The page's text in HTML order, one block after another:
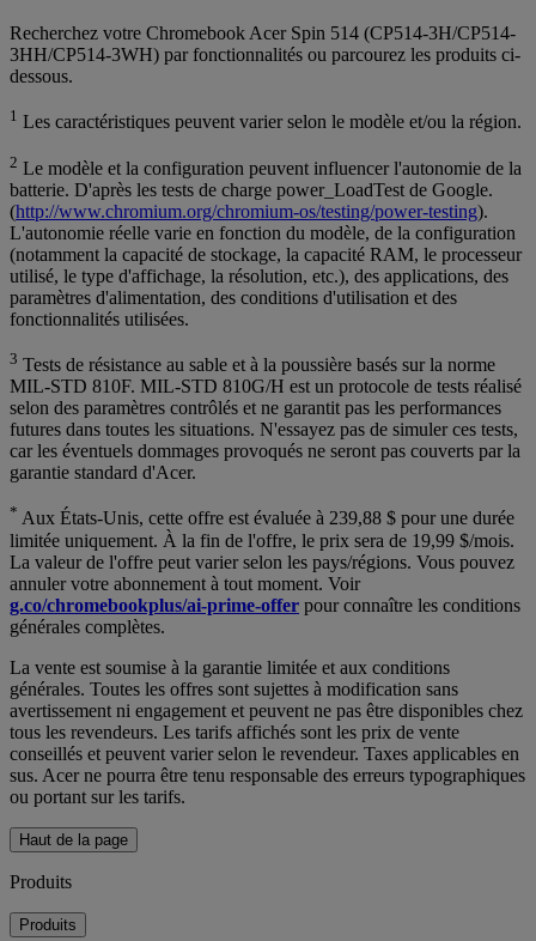
Recherchez votre Chromebook Acer Spin 514 (CP514-3H/CP514-
3HH/CP514-3WH) par fonctionnalités ou parcourez les produits ci-
dessous.
1 Les caractéristiques peuvent varier selon le modèle et/ou la région.
2 Le modèle et la configuration peuvent influencer l'autonomie de la
batterie. D'après les tests de charge power_LoadTest de Google.
(http://www.chromium.org/chromium-os/testing/power-testing).
L'autonomie réelle varie en fonction du modèle, de la configuration
(notamment la capacité de stockage, la capacité RAM, le processeur
utilisé, le type d'affichage, la résolution, etc.), des applications, des
paramètres d'alimentation, des conditions d'utilisation et des
fonctionnalités utilisées.
3 Tests de résistance au sable et à la poussière basés sur la norme
MIL-STD 810F. MIL-STD 810G/H est un protocole de tests réalisé
selon des paramètres contrôlés et ne garantit pas les performances
futures dans toutes les situations. N'essayez pas de simuler ces tests,
car les éventuels dommages provoqués ne seront pas couverts par la
garantie standard d'Acer.
* Aux États-Unis, cette offre est évaluée à 239,88 $ pour une durée
limitée uniquement. À la fin de l'offre, le prix sera de 19,99 $/mois.
La valeur de l'offre peut varier selon les pays/régions. Vous pouvez
annuler votre abonnement à tout moment. Voir
g.co/chromebookplus/ai-prime-offer pour connaître les conditions
générales complètes.
La vente est soumise à la garantie limitée et aux conditions
générales. Toutes les offres sont sujettes à modification sans
avertissement ni engagement et peuvent ne pas être disponibles chez
tous les revendeurs. Les tarifs affichés sont les prix de vente
conseillés et peuvent varier selon le revendeur. Taxes applicables en
sus. Acer ne pourra être tenu responsable des erreurs typographiques
ou portant sur les tarifs.
Haut de la page
Produits
Produits